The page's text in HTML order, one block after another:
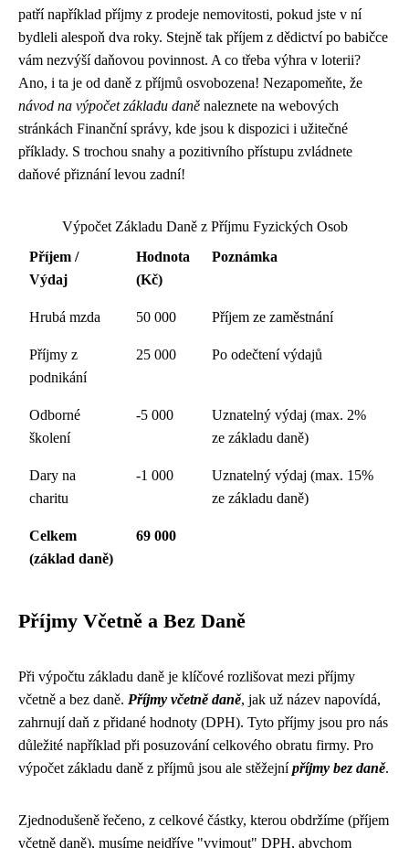
patří například příjmy z prodeje nemovitosti, pokud jste v ní
bydleli alespoň dva roky. Stejně tak příjem z dědictví po babičce
vám nezvýší daňovou povinnost. A co třeba výhra v loterii?
Ano, i ta je od daně z příjmů osvobozena! Nezapomeňte, že
návod na výpočet základu daně naleznete na webových
stránkách Finanční správy, kde jsou k dispozici i užitečné
příklady. S trochou snahy a pozitivního přístupu zvládnete
daňové přiznání levou zadní!
Výpočet Základu Daně z Příjmu Fyzických Osob
Příjem /
Výdaj
Hodnota
(Kč)
Poznámka
Hrubá mzda 50 000 Příjem ze zaměstnání
Příjmy z
podnikání
25 000 Po odečtení výdajů
Odborné
školení
-5 000
Uznatelný výdaj (max. 2%
ze základu daně)
Dary na
charitu
-1 000
Uznatelný výdaj (max. 15%
ze základu daně)
Celkem
(základ daně)
69 000
Příjmy Včetně a Bez Daně
Při výpočtu základu daně je klíčové rozlišovat mezi příjmy
včetně a bez daně. Příjmy včetně daně, jak už název napovídá,
zahrnují daň z přidané hodnoty (DPH). Tyto příjmy jsou pro nás
důležité například při posuzování celkového obratu firmy. Pro
výpočet základu daně z příjmů jsou ale stěžejnípříjmy bez daně.
Zjednodušeně řečeno, z celkové částky, kterou obdržíme (příjem
včetně daně), musíme nejdříve "vyjmout" DPH, abychom